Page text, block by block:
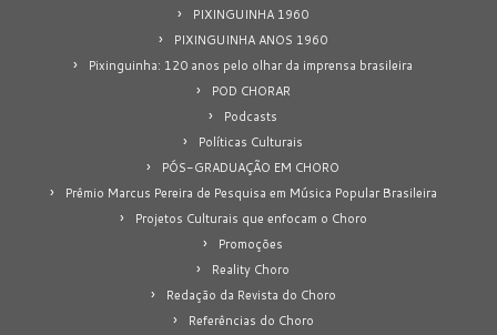
PIXINGUINHA 1960
PIXINGUINHA ANOS 1960
Pixinguinha: 120 anos pelo olhar da imprensa brasileira
POD CHORAR
Podcasts
Políticas Culturais
PÓS-GRADUAÇÃO EM CHORO
Prêmio Marcus Pereira de Pesquisa em Música Popular Brasileira
Projetos Culturais que enfocam o Choro
Promoções
Reality Choro
Redação da Revista do Choro
Referências do Choro